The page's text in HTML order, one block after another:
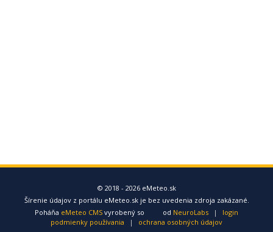
© 2018 - 2026 eMeteo.sk
Šírenie údajov z portálu eMeteo.sk je bez uvedenia zdroja zakázané.
Poháňa eMeteo CMS vyrobený so od NeuroLabs |
login
podmienky používania
| ochrana osobných údajov